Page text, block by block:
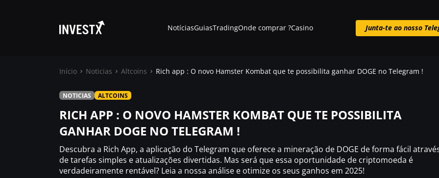
Notícias
Guias
Trading
NotíciasGuiasTradingOnde comprar ?Casino Junta-te ao nosso
Início Noticias Altcoins Rich app : O novo Hamster Kombat que te possibilita ganhar DOGE no Telegram !
NOTICIAS ALTCOINS
RICH APP : O NOVO HAMSTER KOMBAT QUE TE POSSIBILITA
GANHAR DOGE NO TELEGRAM !
Descubra a Rich App, a aplicação do Telegram que oferece a mineração de DOGE de forma fácil
de tarefas simples e atualizações divertidas. Mas será que essa oportunidade de criptomoeda é
verdadeiramente rentável? Leia a nossa análise e otimize os seus ganhos em 2025!